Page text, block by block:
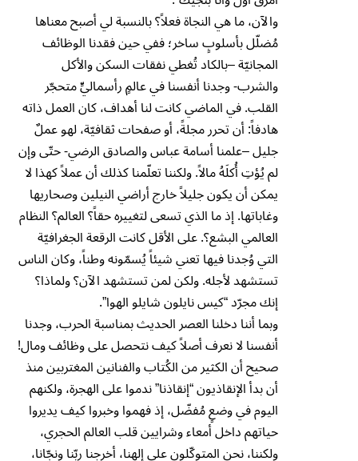
والآن، ما هي النجاة فعلاً؟ بالنسبة لي أصبح معناها
مُضلّل بأسلوبٍ ساخر؛ ففي حين فقدنا الوظائف
المجانيّة –بالكاد تُغطي نفقات السكن والأكل
والشرب- وجدنا أنفسنا في عالمٍ رأسماليٍّ متحجّر
القلب. في الماضي كانت لنا أهداف، كان العمل ذاته
هادفاً: أن تحرر مجلةً، أو صفحات ثقافيّة، لهو عملٌ
جليل –علمنا أسامة عباس والصادق الرضي- حتّى وإن
لم يُؤتِ أُكلَهُ مالاً. ولكننا تعلّمنا كذلك أن عملاً كهذا لا
يمكن أن يكون جليلاً خارج أراضي النيلين وصحاريها
وغاباتها. إذ ما الذي تسعى لتغييره حقاً؟ العالم؟ النظام
العالمي البشع؟. على الأقل كانت الرقعة الجغرافيّة
التي وُجدنا فيها تعني شيئاً يُسمّونه وطناً، وكان الناس
تستشهد لأجله. ولكن لمن تستشهد الآن؟ ولماذا؟
إنك مجرّد “كيس نايلون شايلو الهوا”.
وبما أننا دخلنا العصر الحديث بمناسبة الحرب، وجدنا
أنفسنا لا نعرف أصلاً كيف نتحصل على وظائف ومال!
صحيح أن الكثير من الكُتاب والفنانين المغتربين منذ
أن بدأ الإنقاذيون “إنقاذنا” ندموا على الهجرة، ولكنهم
اليوم في وضعٍ مُفضّل، إذ فهموا وخبروا كيف يديروا
حياتهم داخل أمعاء وشرايين قلب العالم الحجري،
ولكننا، نحن المتوكّلون على إلهنا، أخرجنا ربّنا ونجّانا،